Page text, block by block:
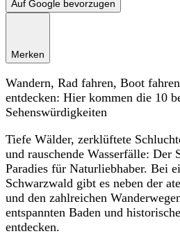
Auf Google bevorzugen
Merken
Wandern, Rad fahren, Boot
entdecken: Hier kommen die 10
Sehenswürdigkeiten
Tiefe Wälder, zerklüftete
und rauschende Wasserfälle: Der
Paradies für Naturliebhaber. Bei
Schwarzwald gibt es neben der
und den zahlreichen
entspannten Baden und
entdecken.